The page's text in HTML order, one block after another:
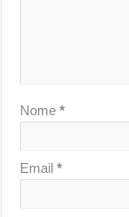
Nome*
Email*